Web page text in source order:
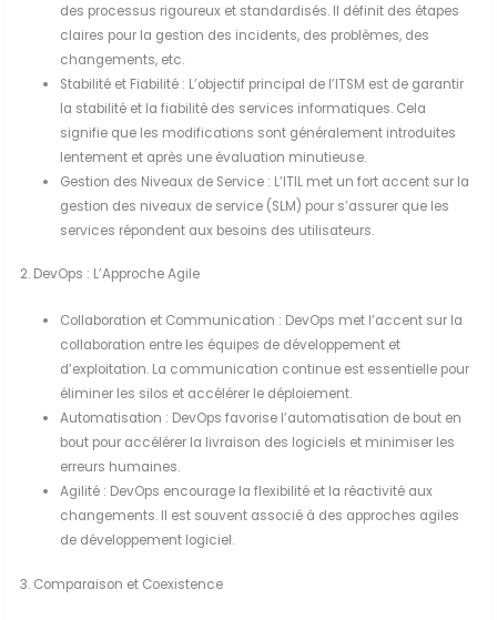
des processus rigoureux et standardisés. Il définit des étapes
claires pour la gestion des incidents, des problèmes, des
changements, etc.
Stabilité et Fiabilité : L’objectif principal de l’ITSM est de garantir
la stabilité et la fiabilité des services informatiques. Cela
signifie que les modifications sont généralement introduites
lentement et après une évaluation minutieuse.
Gestion des Niveaux de Service : L’ITIL met un fort accent sur la
gestion des niveaux de service (SLM) pour s’assurer que les
services répondent aux besoins des utilisateurs.
2. DevOps : L’Approche Agile
Collaboration et Communication : DevOps met l’accent sur la
collaboration entre les équipes de développement et
d’exploitation. La communication continue est essentielle pour
éliminer les silos et accélérer le déploiement.
Automatisation : DevOps favorise l’automatisation de bout en
bout pour accélérer la livraison des logiciels et minimiser les
erreurs humaines.
Agilité : DevOps encourage la flexibilité et la réactivité aux
changements. Il est souvent associé à des approches agiles
de développement logiciel.
3. Comparaison et Coexistence